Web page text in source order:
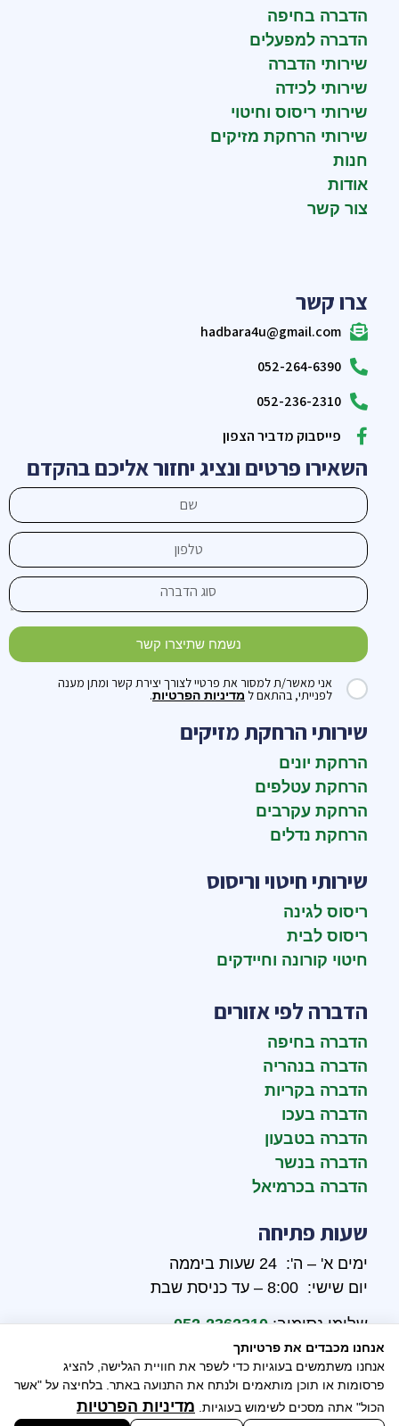
הדברה בחיפה
הדברה למפעלים
שירותי הדברה
שירותי לכידה
שירותי ריסוס וחיטוי
שירותי הרחקת מזיקים
חנות
אודות
צור קשר
צרו קשר
hadbara4u@gmail.com
052-264-6390
052-236-2310
פייסבוק מדביר הצפון
השאירו פרטים ונציג יחזור אליכם בהקדם
אני מאשר/ת למסור את פרטיי לצורך יצירת קשר ומתן מענה
לפנייתי, בהתאם ל מדיניות הפרטיות.
נשמח שתיצרו קשר
שירותי הרחקת מזיקים
הרחקת יונים
הרחקת עטלפים
הרחקת עקרבים
הרחקת נדלים
שירותי חיטוי וריסוס
ריסוס לגינה
ריסוס לבית
חיטוי קורונה וחיידקים
הדברה לפי אזורים
הדברה בחיפה
הדברה בנהריה
הדברה בקריות
הדברה בעכו
הדברה בטבעון
הדברה בנשר
הדברה בכרמיאל
שעות פתיחה
ימים א' – ה': 24 שעות ביממה
יום שישי: 8:00 – עד כניסת שבת
שלומי נסימוב:052-2362310
אבי נסימוב:052-2646390
אנחנו מכבדים את פרטיותך
אנחנו משתמשים בעוגיות כדי לשפר את חוויית הגלישה, להציג
פרסומות או תוכן מותאמים ולנתח את התנועה באתר. בלחיצה על "אשר
הכול" אתה מסכים לשימוש בעוגיות. מדיניות הפרטיות